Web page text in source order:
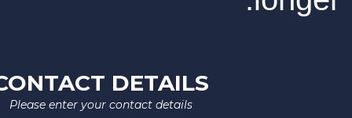
CONTACT
Please enter your contact details